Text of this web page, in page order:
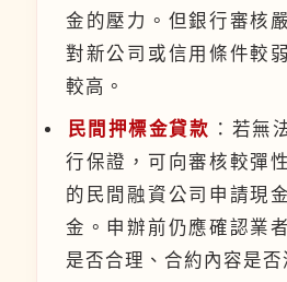
金的壓力。但銀行審核
對新公司或信用條件較
較高。
民間押標金貸款 ：若無
行保證，可向審核較彈
的民間融資公司申請現
金。申辦前仍應確認業
是否合理、合約內容是否